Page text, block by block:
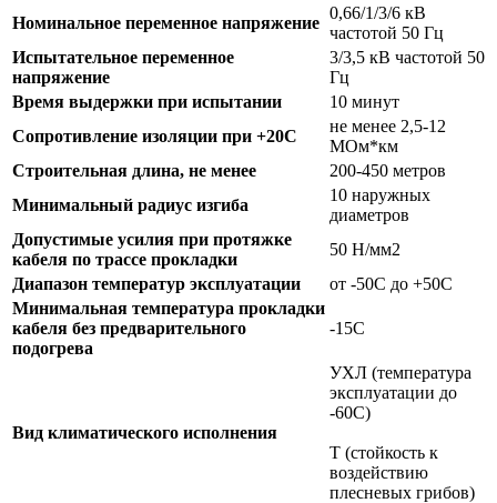
Номинальное переменное напряжение
0,66/1/3/6 кВ
частотой 50 Гц
Испытательное переменное
напряжение
3/3,5 кВ частотой 50
Гц
Время выдержки при испытании
10 минут
Сопротивление изоляции при +20С
не менее 2,5-12
МОм*км
Строительная длина, не менее
200-450 метров
Минимальный радиус изгиба
10 наружных
диаметров
Допустимые усилия при протяжке
кабеля по трассе прокладки
50 Н/мм2
Диапазон температур эксплуатации
от -50С до +50С
Минимальная температура прокладки
кабеля без предварительного
подогрева
-15С
Вид климатического исполнения
УХЛ (температура
эксплуатации до
-60С)
Т (стойкость к
воздействию
плесневых грибов)